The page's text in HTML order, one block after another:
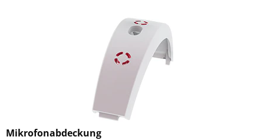
Mikrofonabdeckung